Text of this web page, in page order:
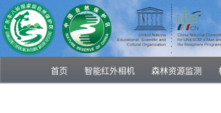
首页 智能红外相机 森林资源监测